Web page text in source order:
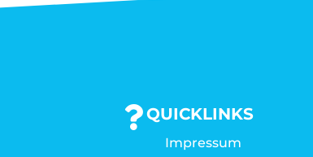
QUICKLINKS
Impressum